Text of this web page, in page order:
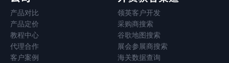
产品对比
产品定价
教程中心
代理合作
客户案例
领英客户开发
采购商搜索
谷歌地图搜索
展会参展商搜索
海关数据查询